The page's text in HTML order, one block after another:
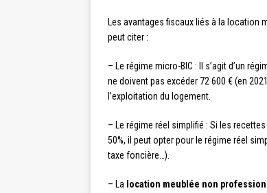
Les avantages fiscaux liés à la location
peut citer :
– Le régime micro-BIC : Il s’agit d’un
ne doivent pas excéder 72 600 € (en
l’exploitation du logement.
– Le régime réel simplifié : Si les
50%, il peut opter pour le régime réel
taxe foncière…).
– La location meublée non